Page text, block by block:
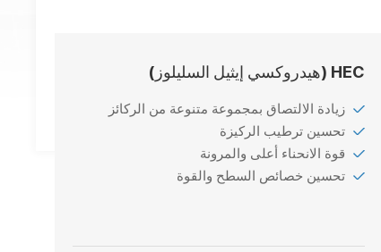
HEC (هيدروكسي إيثيل السليلوز)
زيادة الالتصاق بمجموعة متنوعة من الركائز
تحسين ترطيب الركيزة
قوة الانحناء أعلى والمرونة
تحسين خصائص السطح والقوة